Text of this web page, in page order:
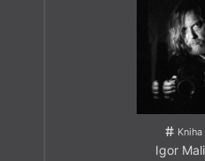
Igor